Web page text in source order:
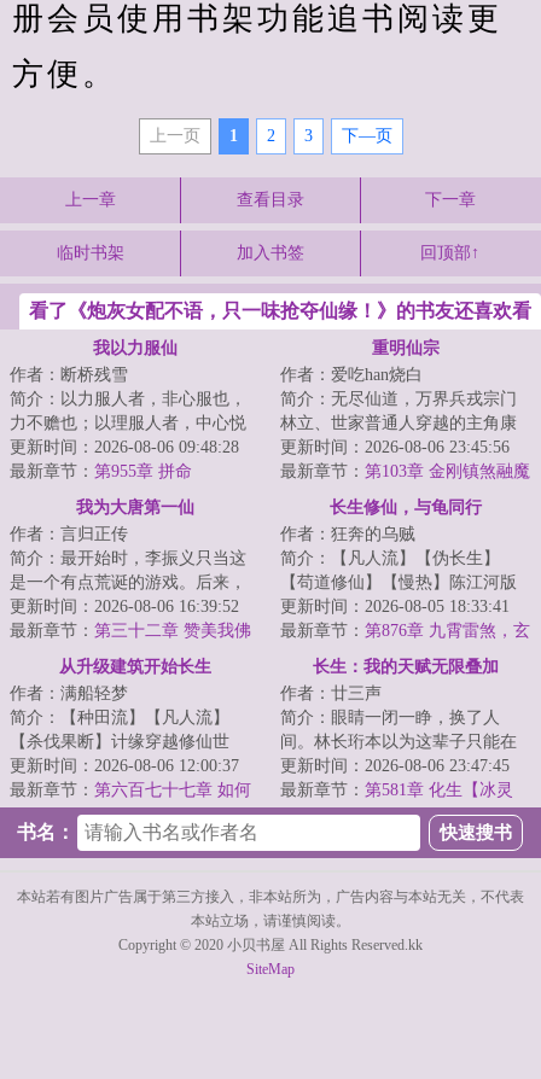
册会员使用书架功能追书阅读更
方便。
上一页 1 2 3 下—页
上一章 查看目录 下一章
临时书架 加入书签 回顶部↑
看了《炮灰女配不语，只一味抢夺仙缘！》的书友还喜欢看
我以力服仙
作者：断桥残雪
简介：以力服人者，非心服也，
力不赡也；以理服人者，中心悦
而诚服也。不过仙人往往不讲
理……...
更新时间：2026-08-06 09:48:28
最新章节： 第955章 拼命
重明仙宗
作者：爱吃han烧白
简介：无尽仙道，万界兵戎宗门
林立、世家普通人穿越的主角康
大宝，在师父身殁后继承了掌门
之位。背负着宗...
更新时间：2026-08-06 23:45:56
最新章节： 第103章 金刚镇煞融魔
戾、宝瞳蜕变得本事
我为大唐第一仙
作者：言归正传
简介：最开始时，李振义只当这
是一个有点荒诞的游戏。后来，
是一个真实的大唐，一群热闹的
修士，是无尽的...
更新时间：2026-08-06 16:39:52
最新章节： 第三十二章 赞美我佛
长生修仙，与龟同行
作者：狂奔的乌贼
简介：【凡人流】【伪长生】
【苟道修仙】【慢热】陈江河版
简介：陈江河穿越到了修仙世
界，成为修仙家族中...
更新时间：2026-08-05 18:33:41
最新章节： 第876章 九霄雷煞，玄
魔失控，青鸾欲念（万字求月
票，求订阅）
从升级建筑开始长生
作者：满船轻梦
简介：【种田流】【凡人流】
【杀伐果断】计缘穿越修仙世
界，虽侥幸成了个修仙者，但却
也是落了个给修仙宗...
更新时间：2026-08-06 12:00:37
最新章节： 第六百七十七章 如何
处置梅庄？【求月票】
长生：我的天赋无限叠加
作者：廿三声
简介：眼睛一闭一睁，换了人
间。林长珩本以为这辈子只能在
苟活在危险修仙界的底层，但他
发现竟有一尊元鼎...
更新时间：2026-08-06 23:47:45
最新章节： 第581章 化生【冰灵
根】！第八条灵根！珍稀的斩获
书名：
本站若有图片广告属于第三方接入，非本站所为，广告内容与本站无关，不代表
本站立场，请谨慎阅读。
Copyright © 2020 小贝书屋 All Rights Reserved.kk
SiteMap